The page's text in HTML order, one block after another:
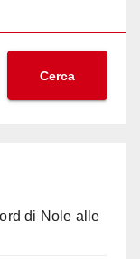
Cerca
di Nole alle